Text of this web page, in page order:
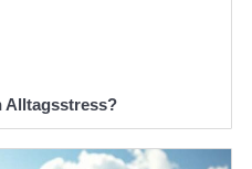
Alltagsstress?